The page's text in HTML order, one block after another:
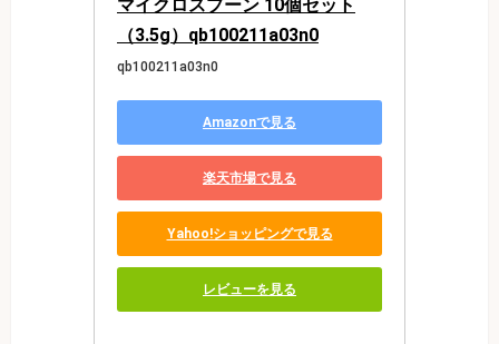
マイクロスプーン 10個セット
（3.5g）qb100211a03n0
qb100211a03n0
Amazonで見る
楽天市場で見る
Yahoo!ショッピングで見る
レビューを見る